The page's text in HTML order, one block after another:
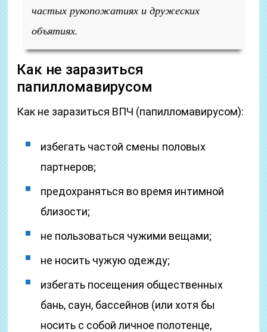
частых рукопожатиях и дружеских
объятиях.
Как не заразиться
папилломавирусом
Как не заразиться ВПЧ (папилломавирусом):
избегать частой смены половых
партнеров;
предохраняться во время интимной
близости;
не пользоваться чужими вещами;
не носить чужую одежду;
избегать посещения общественных
бань, саун, бассейнов (или хотя бы
носить с собой личное полотенце,